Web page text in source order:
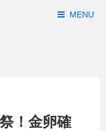
MENU
！金卵確